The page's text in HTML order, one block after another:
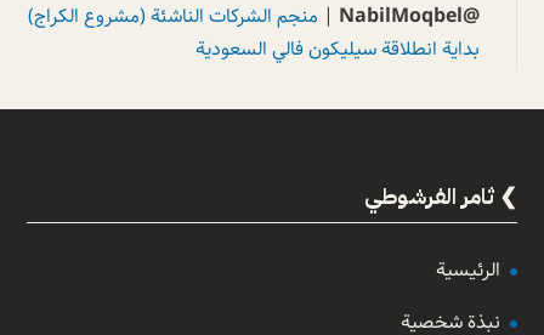
@NabilMoqbel
| منجم الشركات الناشئة (مشروع الكراج)
بداية انطلاقة سيليكون فالي السعودية
ثامر الفرشوطي
الرئيسية
نبذة شخصية